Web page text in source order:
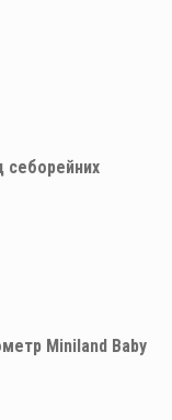
себорейних
Miniland Baby